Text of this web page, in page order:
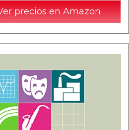
precios en Amazon